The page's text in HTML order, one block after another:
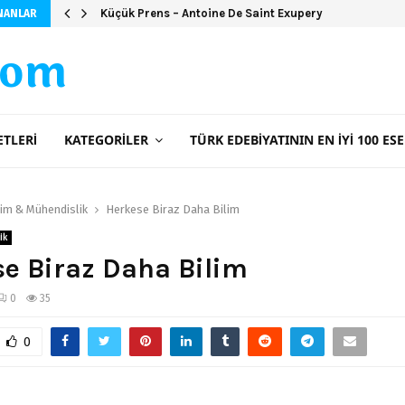
Küçük Prens – Antoine De Saint Exupery
KATEGORILER TÜRK EDEBIYATININ EN İYI 100
& Mühendislik Herkese Biraz Daha Bilim
Biraz Daha Bilim
0 35
0